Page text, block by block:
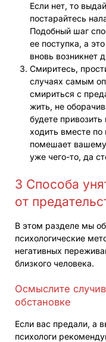
Если нет, то
постарайтесь
Подобный шаг
ее поступка, а
вновь возникнет
Смиритесь,
случаях самым
смириться с
жить, не
будете
ходить вместе по
помешает
уже чего-то, да
3 Способа
от
В этом разделе мы
психологические
негативных
близкого человека.
Осмыслите
обстановке
Если вас предали, а
психологи